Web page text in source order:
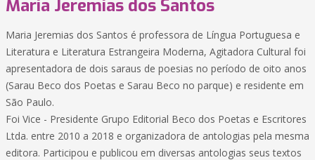
Maria Jeremias dos Santos
Maria Jeremias dos Santos é professora de Língua Portuguesa e
Literatura e Literatura Estrangeira Moderna, Agitadora Cultural foi
apresentadora de dois saraus de poesias no período de oito anos
(Sarau Beco dos Poetas e Sarau Beco no parque) e residente em
São Paulo.
Foi Vice - Presidente Grupo Editorial Beco dos Poetas e Escritores
Ltda. entre 2010 a 2018 e organizadora de antologias pela mesma
editora. Participou e publicou em diversas antologias seus textos